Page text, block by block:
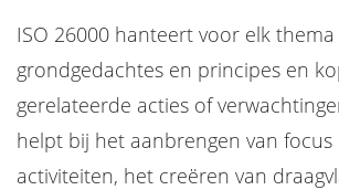
ISO 26000 hanteert voor elk thema
grondgedachtes en principes en
gerelateerde acties of
helpt bij het aanbrengen van focus
activiteiten, het creëren van